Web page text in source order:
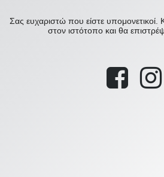
Σας ευχαριστώ που είστε υπομονετικοί.
στον ιστότοπο και θα